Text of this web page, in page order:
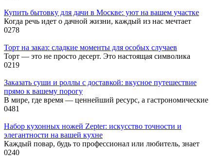
Купить бытовку для дачи в Москве: уют на вашем участке
Когда речь идет о дачной жизни, каждый из нас мечтает
0278
Торт на заказ: сладкие моменты для особых случаев
Торт — это не просто десерт. Это настоящая символика
0219
Заказать суши и роллы с доставкой: вкусное путешествие
прямо к вашему порогу
В мире, где время — ценнейший ресурс, а гастрономические
0481
Набор кухонных ножей Zepter: искусство точности и
элегантности на вашей кухне
Каждый повар, будь то профессионал или любитель, знает
0240